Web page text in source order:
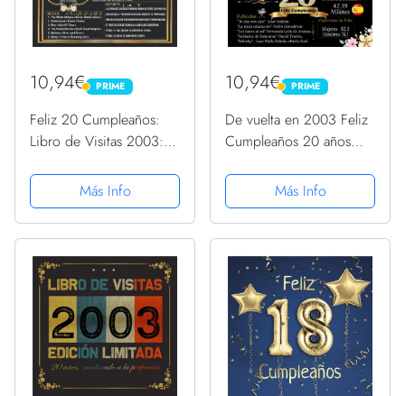
10,94€ PRIME
PRIME
Feliz 20 Cumpleaños:
Libro de Visitas 2003:
2003: 120 páginas con
espacio para fotos y
mensajes de invitados.
Más Info
10,94€ PRIME
PRIME
De vuelta en 2003 Feliz
Cumpleaños 20 años
páginas con espacio
para fotos y mensajes de
invitados.
Más Info